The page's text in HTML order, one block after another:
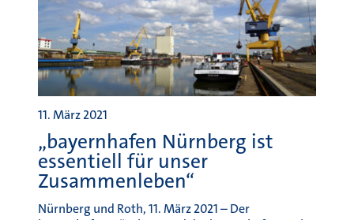
„bayernhafen Nürnberg ist
essentiell für unser
Zusammenleben“
Nürnberg und Roth, 11. März 2021 – Der
bayernhafen Nürnberg und der bayernhafen Roth
bündeln verschiedene Güter und verlagern so…
MEHR ERFAHREN